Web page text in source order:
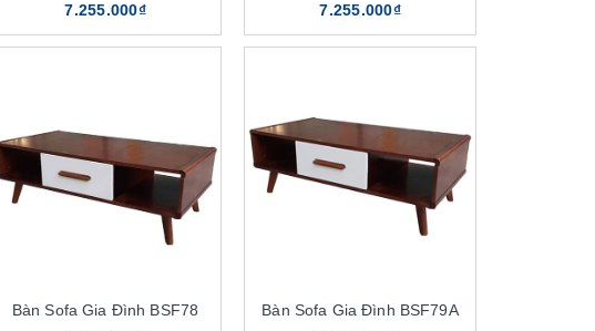
7.255.000₫
7.255.000₫
Bàn Sofa Gia Đình BSF78
Bàn Sofa Gia Đình BSF79A